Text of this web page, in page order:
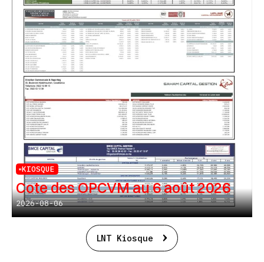
KIOSQUE
Cote des OPCVM au 6 août 2026
2026-08-06
LNT Kiosque